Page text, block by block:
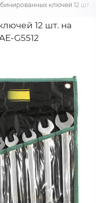
ключей 12 шт.
12 шт. на
G5512